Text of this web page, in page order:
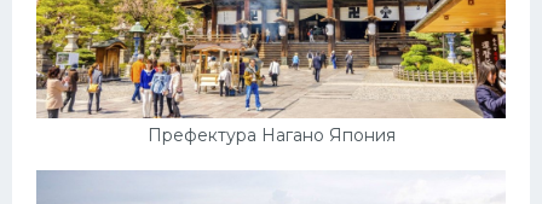
Префектура Нагано Япония